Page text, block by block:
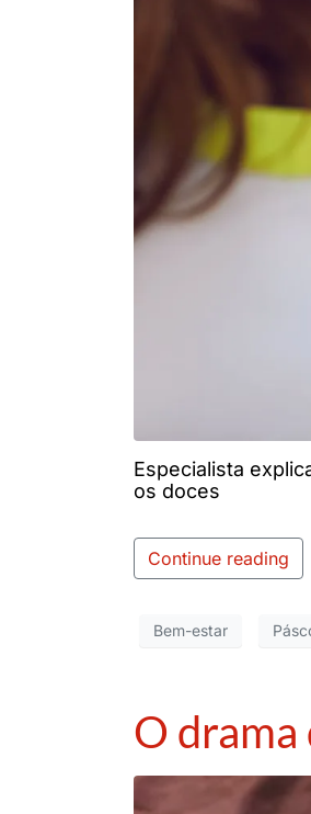
Especialista
os doces
Continue reading
Bem-estar
O